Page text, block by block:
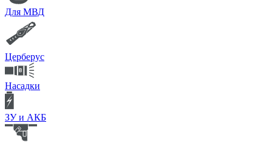
Для МВД
Церберус
Насадки
ЗУ и АКБ